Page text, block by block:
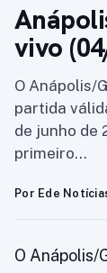
vivo
O Anápolis/
partida
de junho de
primeiro…
Por Ede
O Anápolis/